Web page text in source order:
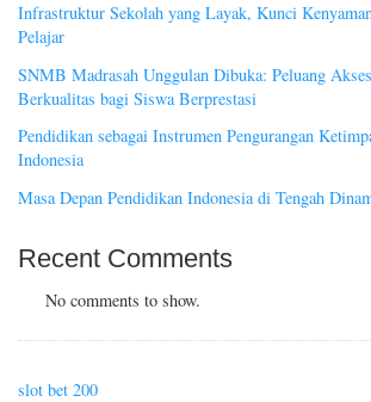
Infrastruktur Sekolah yang Layak, Kunci
Pelajar
SNMB Madrasah Unggulan Dibuka: Peluang
Berkualitas bagi Siswa Berprestasi
Pendidikan sebagai Instrumen Pengurangan
Indonesia
Masa Depan Pendidikan Indonesia di Tengah
Recent Comments
No comments to show.
slot bet 200